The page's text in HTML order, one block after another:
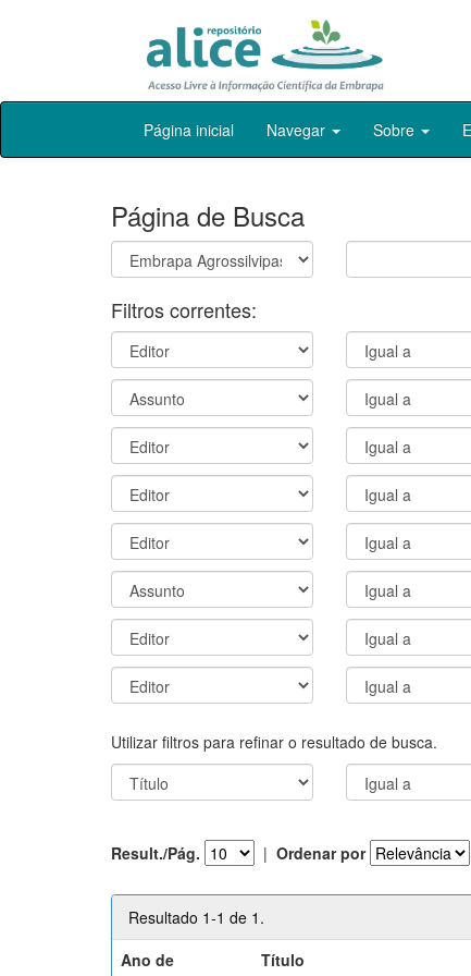
Skip
Página inicial Navegar Sobre
Página de Busca
Filtros correntes:
Utilizar filtros para refinar o resultado de busca.
Result./Pág. | Ordenar por
Resultado 1-1 de 1.
Ano de
Título